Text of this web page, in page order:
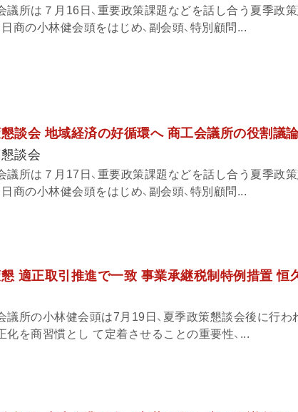
議所は７月16日、重要政策課題などを話し合う夏季政
日商の小林健会頭をはじめ、副会頭、特別顧問...
談会 地域経済の好循環へ 商工会議所の役割議
談会
議所は７月17日、重要政策課題などを話し合う夏季政
日商の小林健会頭をはじめ、副会頭、特別顧問...
適正取引推進で一致 事業承継税制特例措置 恒
議所の小林健会頭は7月19日、夏季政策懇談会後に行わ
化を商習慣とし て定着させることの重要性、...